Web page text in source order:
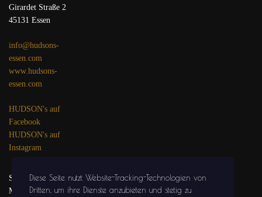
Girardet Straße 2
45131 Essen
info@hudsons-
essen.com
www.hudsons-
essen.com
HUDSON's auf
Facebook
HUDSON's auf
Instagram
SOLIDGROUND
MEDIA
Diese Seite nutzt Website-Tracking-Technologien von
Dritten, um ihre Dienste anzubieten und stetig zu